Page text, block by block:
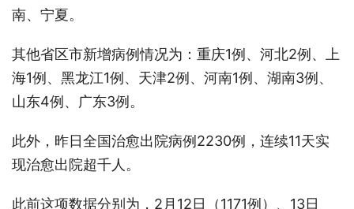
南、宁夏。
其他省区市新增病例情况为：重庆1例、河北2例、上
海1例、黑龙江1例、天津2例、河南1例、湖南3例、
山东4例、广东3例。
此外，昨日全国治愈出院病例2230例，连续11天实
现治愈出院超千人。
此前这项数据分别为，2月12日（1171例）、13日